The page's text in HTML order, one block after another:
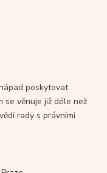
poskytovat
se věnuje již déle než
rady s právními